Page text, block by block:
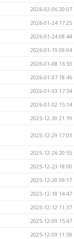
2026-02-06 20:07
2026-01-24 17:25
2026-01-24 08:44
2026-01-19 09:04
2026-01-08 16:53
2026-01-07 18:46
2026-01-03 17:34
2026-01-02 15:14
2025-12-30 21:19
2025-12-29 17:03
2025-12-26 20:55
2025-12-23 18:00
2025-12-20 09:17
2025-12-18 14:47
2025-12-12 11:37
2025-12-09 15:47
2025-12-09 11:59